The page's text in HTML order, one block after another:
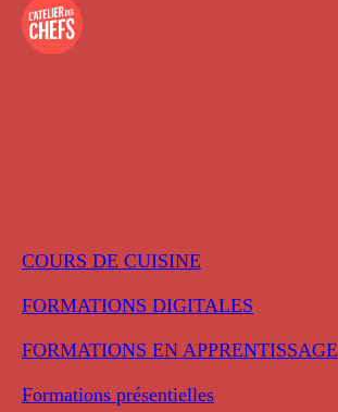
COURS DE CUISINE
FORMATIONS DIGITALES
FORMATIONS EN APPRENTISSAGE
Formations présentielles